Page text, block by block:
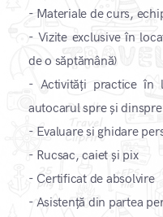
- Materiale de curs,
- Vizite exclusive în
de o săptămână)
- Activități practice în
autocarul spre și
- Evaluare si ghidare
- Rucsac, caiet și pix
- Certificat de absolvire
- Asistență din partea